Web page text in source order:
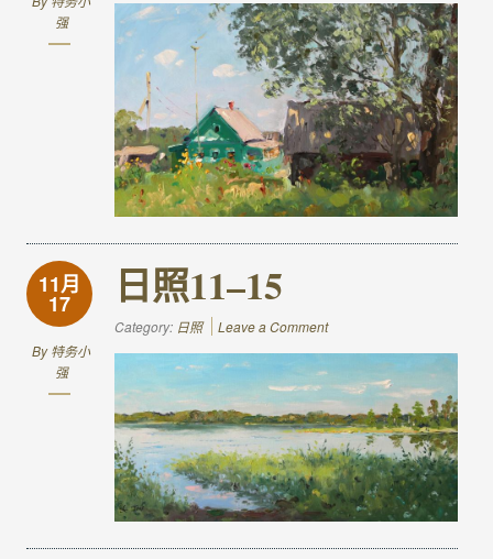
强
11月
17
By特务小
强
日照11–15
Category: 日照 Leave a Comment